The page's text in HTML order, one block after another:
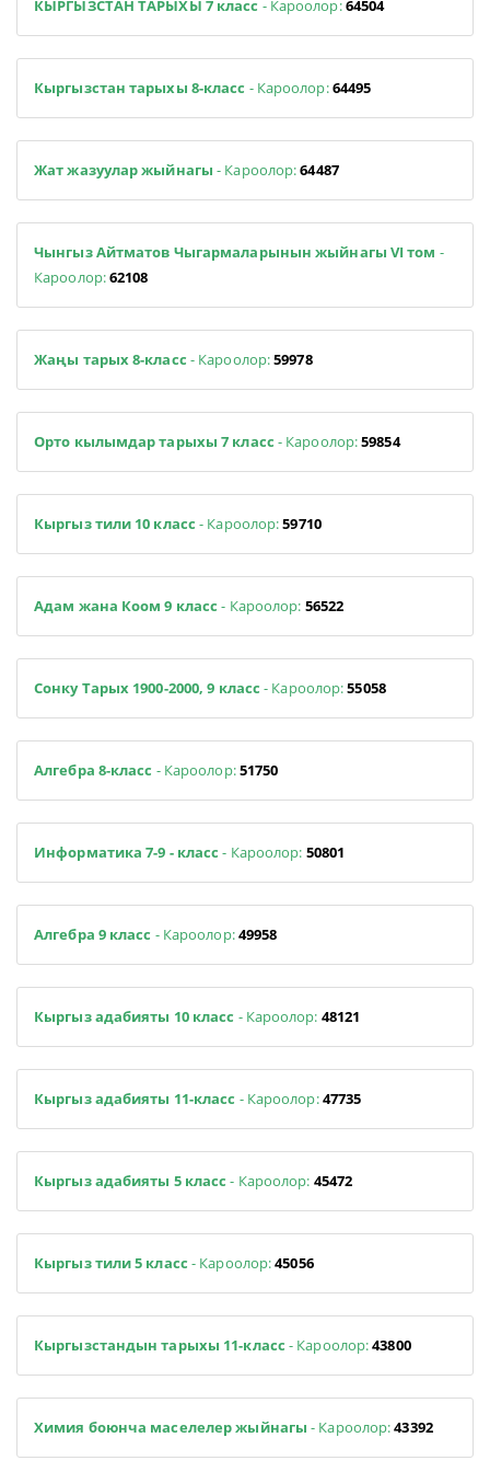
КЫРГЫЗСТАН ТАРЫХЫ 7 класс - Кароолор:64504
Кыргызстан тарыхы 8-класс - Кароолор:64495
Жат жазуулар жыйнагы - Кароолор:64487
Чынгыз Айтматов Чыгармаларынын жыйнагы VI том -
Кароолор:62108
Жаңы тарых 8-класс - Кароолор:59978
Орто кылымдар тарыхы 7 класс - Кароолор:59854
Кыргыз тили 10 класс- Кароолор:59710
Адам жана Коом 9 класс - Кароолор: 56522
Сонку Тарых 1900-2000, 9 класс - Кароолор:55058
Алгебра 8-класс - Кароолор:51750
Информатика 7-9 - класс - Кароолор: 50801
Алгебра 9 класс - Кароолор:49958
Кыргыз адабияты 10 класс - Кароолор: 48121
Кыргыз адабияты 11-класс - Кароолор:47735
Кыргыз адабияты 5 класс- Кароолор: 45472
Кыргыз тили 5 класс - Кароолор:45056
Кыргызстандын тарыхы 11-класс - Кароолор:43800
Химия боюнча маселелер жыйнагы- Кароолор:43392